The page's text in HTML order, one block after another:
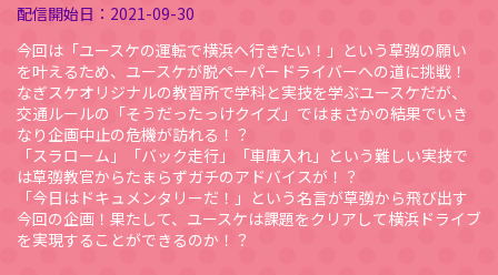
2021-09-30
今回は「ユースケの運転で横浜へ行きたい！」という草彅の願い
を叶えるため、ユースケが脱ペーパードライバーへの道に挑戦！
なぎスケオリジナルの教習所で学科と実技を学ぶユースケだが、
交通ルールの「そうだったっけクイズ」ではまさかの結果でいき
なり企画中止の危機が訪れる！？
「スラローム」「バック走行」「車庫入れ」という難しい実技で
は草彅教官からたまらずガチのアドバイスが！？
「今日はドキュメンタリーだ！」という名言が草彅から飛び出す
今回の企画！果たして、ユースケは課題をクリアして横浜ドライブ
を実現することができるのか！？